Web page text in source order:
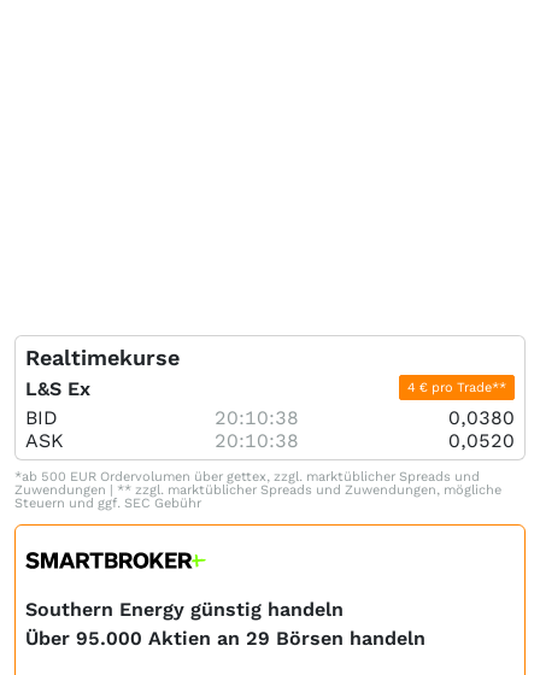
Realtimekurse
L&S Ex 4 € pro Trade**
BID 20:10:38
0,0380
ASK
20:10:38 0,0520
*ab 500 EUR Ordervolumen über gettex, zzgl. marktüblicher Spreads und
Zuwendungen | ** zzgl. marktüblicher Spreads und Zuwendungen, mögliche
Steuern und ggf. SEC Gebühr
Southern Energy günstig handeln
Über 95.000 Aktien an 29 Börsen handeln